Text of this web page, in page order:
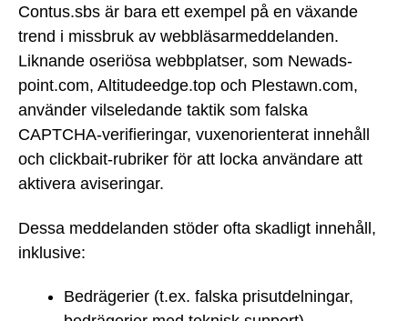
Contus.sbs är bara ett exempel på en växande
trend i missbruk av webbläsarmeddelanden.
Liknande oseriösa webbplatser, som Newads-
point.com, Altitudeedge.top och Plestawn.com,
använder vilseledande taktik som falska
CAPTCHA-verifieringar, vuxenorienterat innehåll
och clickbait-rubriker för att locka användare att
aktivera aviseringar.
Dessa meddelanden stöder ofta skadligt innehåll,
inklusive:
Bedrägerier (t.ex. falska prisutdelningar,